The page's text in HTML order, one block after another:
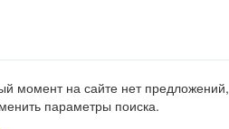
момент на сайте нет предложений,
параметры поиска.